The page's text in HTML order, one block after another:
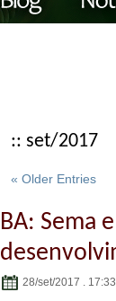
:: set/2017
« Older Entries
BA: Sema
28/set/2017 . 17:33